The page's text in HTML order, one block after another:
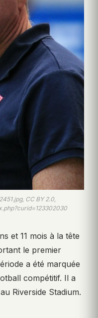
CC BY 2.0,
et 11 mois à la tête
le premier
a été marquée
compétitif. Il a
Riverside Stadium.